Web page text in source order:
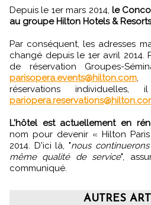
Depuis le 1er mars 2014, le
au groupe Hilton Hotels & Resorts
Par conséquent, les adresses
changé depuis le 1er avril
de réservation Groupes-
parisopera.events@hilton.com ,
réservations
L'hôtel est actuellement en
nom pour devenir « Hilton
2014. D'ici là, "nous
même qualité de service",
communiqué.
AUTRES